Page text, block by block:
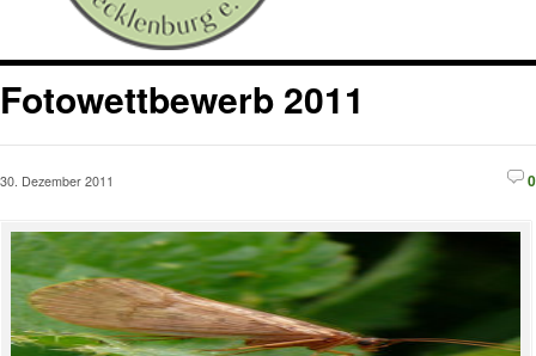
Fotowettbewerb 2011
30. Dezember 2011 0